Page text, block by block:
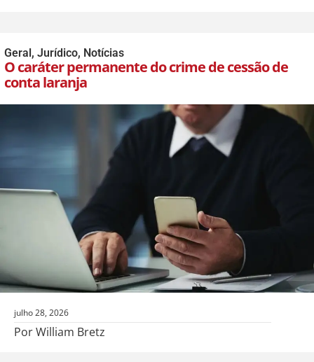
Geral, Jurídico, Notícias
O caráter permanente do crime de cessão de
conta laranja
julho 28, 2026
Por William Bretz